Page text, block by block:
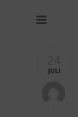
24
JULI